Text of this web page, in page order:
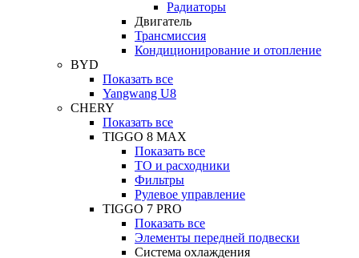
Радиаторы
Двигатель
Трансмиссия
Кондиционирование и отопление
BYD
Показать все
Yangwang U8
CHERY
Показать все
TIGGO 8 MAX
Показать все
ТО и расходники
Фильтры
Рулевое управление
TIGGO 7 PRO
Показать все
Элементы передней подвески
Система охлаждения